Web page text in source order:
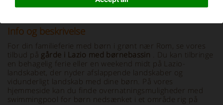
Info og beskrivelse
For din familieferie med børn i grønt nær Rom, se vores
tilbud på gårde i Lazio med børnebassin . Du kan tilbringe
en behagelig ferie eller en weekend midt på Lazio-
landskabet, der nyder afslappende landskaber og
vidunderligt landskab med dine børn. På vores
hjemmeside kan du finde overnatningsmuligheder med
swimmingpool for børn nedsænket i et område rig på